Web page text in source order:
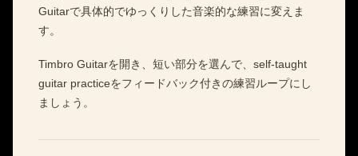
Guitarで具体的でゆっくりした音楽的な練習に変えま
す。
Timbro Guitarを開き、短い部分を選んで、self-taught
guitar practiceをフィードバック付きの練習ループにし
ましょう。